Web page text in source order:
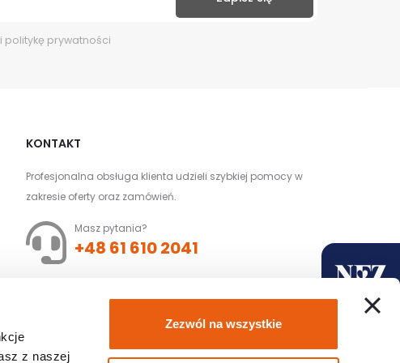
z naszej
Zezwól na wszystkie
i politykę prywatności
KONTAKT
Profesjonalna obsługa klienta udzieli szybkiej pomocy w
zakresie oferty oraz zamówień.
Masz pytania?
+48 61 610 2041
Złóż zamówienie z
dofinansowaniem